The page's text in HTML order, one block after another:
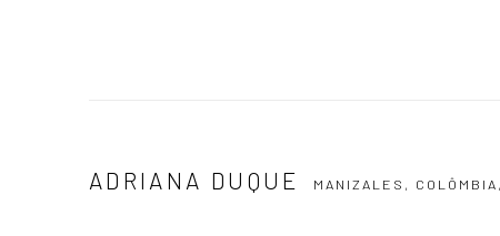
ADRIANA DUQUE MANIZALES,